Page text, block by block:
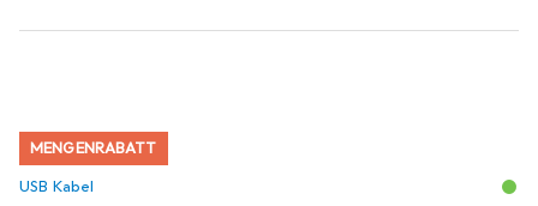
MENGENRABATT
USB Kabel